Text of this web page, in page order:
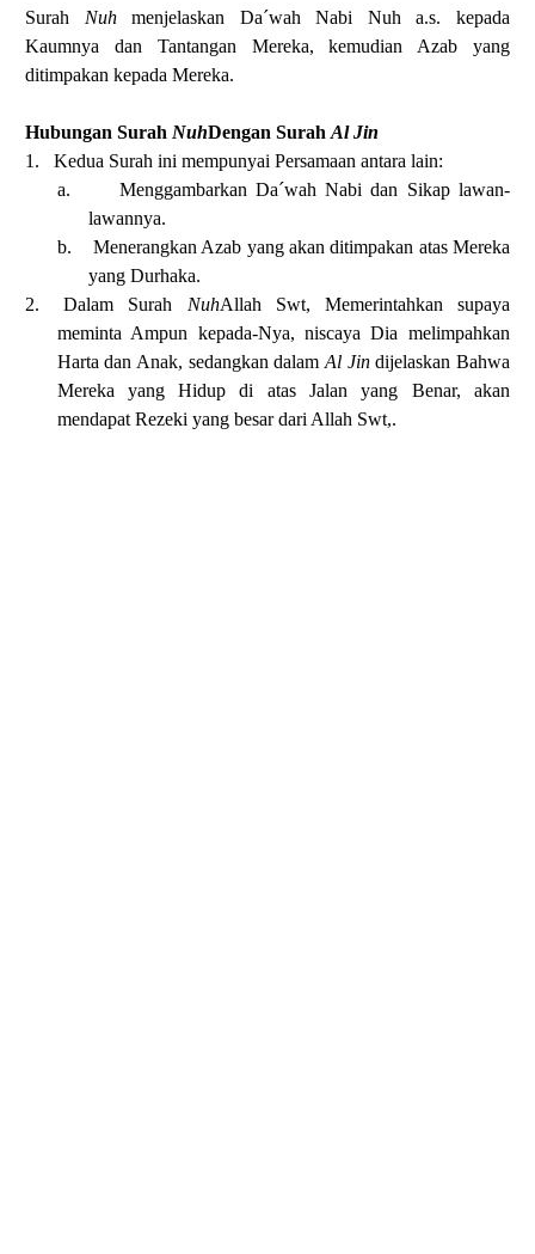
Surah Nuhmenjelaskan Da´wah Nabi Nuh a.s. kepada
Kaumnya dan Tantangan Mereka, kemudian Azab yang
ditimpakan kepada Mereka.
Hubungan SurahNuhDengan SurahAl Jin
1.
Kedua Surah ini mempunyai Persamaan antara lain:
a.
Menggambarkan Da´wah Nabi dan Sikap lawan-
lawannya.
b.
Menerangkan Azab yang akan ditimpakan atas Mereka
yang Durhaka.
2.
Dalam Surah NuhAllah Swt, Memerintahkan supaya
meminta Ampun kepada-Nya, niscaya Dia melimpahkan
Harta dan Anak, sedangkandalamAl Jindijelaskan Bahwa
Mereka yang Hidup di atas Jalan yang Benar, akan
mendapat Rezeki yang besar dari Allah Swt,.